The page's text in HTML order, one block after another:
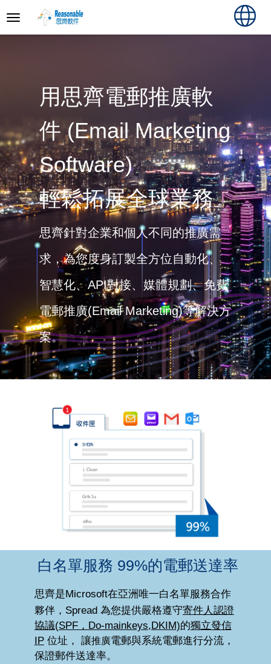
用思齊電郵推廣軟
件 (Email Marketing
Software)
輕鬆拓展全球業務
思齊針對企業和個人不同的推廣需
求，為您度身訂製全方位自動化、
智慧化、API對接、媒體規劃、免費
電郵推廣(Email Marketing)等解決方
案。
白名單服務 99%的電郵送達率
思齊是Microsoft在亞洲唯一白名單服務合作
夥伴， Spread 為您提供嚴格遵守寄件人認證
協議(SPF，Do-mainkeys,DKIM)的獨立發信
IP位址， 讓推廣電郵與系統電郵進行分流，
保證郵件送達率。